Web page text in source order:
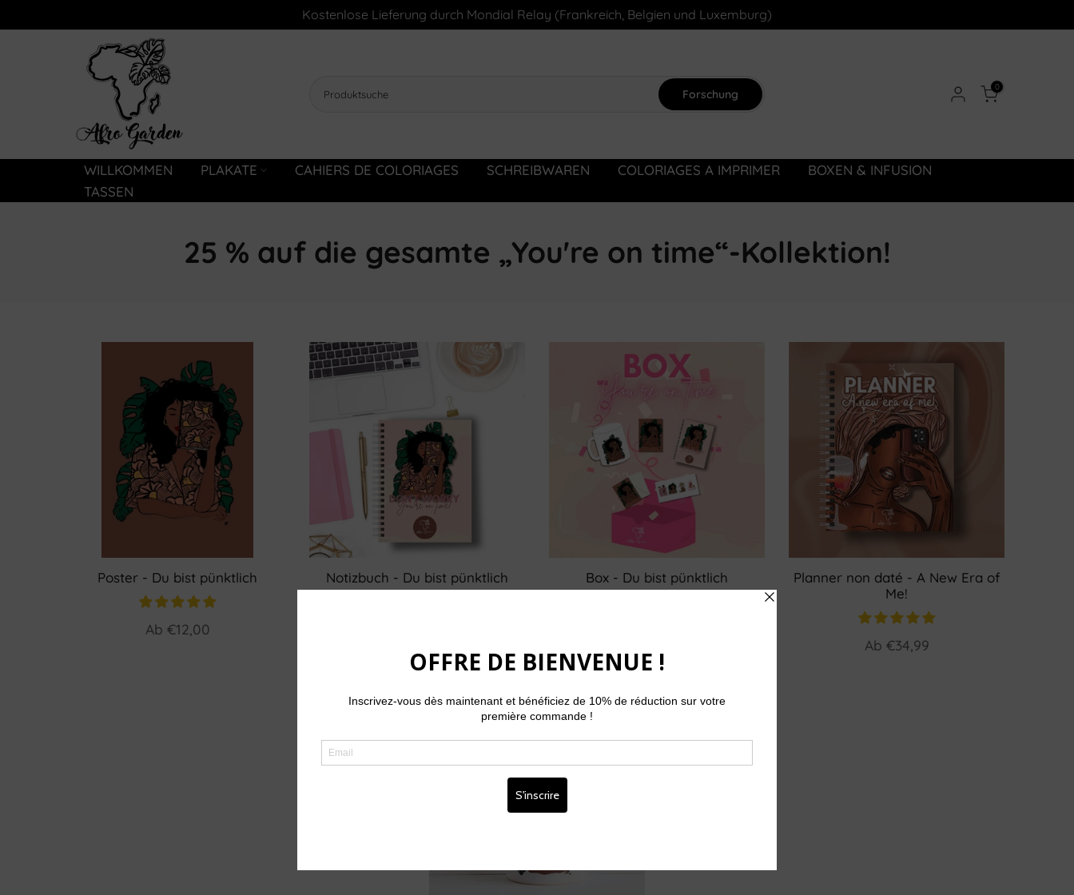
Kostenlose Lieferung durch Mondial Relay (Frankreich, Belgien und Luxemburg)
Forschung
0
WILLKOMMEN PLAKATE CAHIERS DE COLORIAGES SCHREIBWAREN COLORIAGES A IMPRIMER
BOXEN & INFUSION
TASSEN
25 % auf die gesamte „You're on time“-Kollektion!
Poster - Du bist pünktlich
Ab €12,00
Notizbuch - Du bist pünktlich Box - Du bist pünktlich
Planner non daté - A New Era of
Me!
Ab €34,99